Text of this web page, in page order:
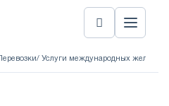
Перевозки/ Услуги международных